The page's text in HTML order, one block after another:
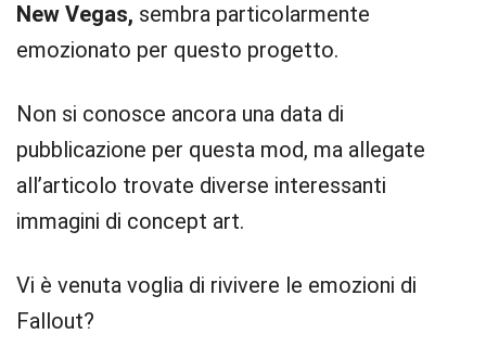
New Vegas, sembra particolarmente
emozionato per questo progetto.
Non si conosce ancora una data di
pubblicazione per questa mod, ma allegate
all’articolo trovate diverse interessanti
immagini di concept art.
Vi è venuta voglia di rivivere le emozioni di
Fallout?